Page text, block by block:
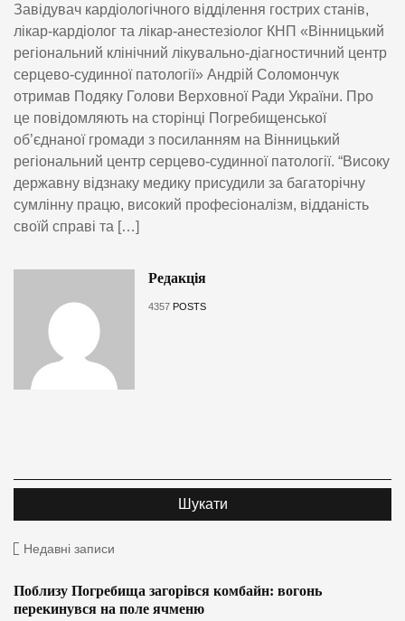
Завідувач кардіологічного відділення гострих станів,
лікар-кардіолог та лікар-анестезіолог КНП «Вінницький
регіональний клінічний лікувально-діагностичний центр
серцево-судинної патології» Андрій Соломончук
отримав Подяку Голови Верховної Ради України. Про
це повідомляють на сторінці Погребищенської
об’єднаної громади з посиланням на Вінницький
регіональний центр серцево-судинної патології. “Високу
державну відзнаку медику присудили за багаторічну
сумлінну працю, високий професіоналізм, відданість
своїй справі та […]
Редакція
4357 POSTS
Недавні записи
Поблизу Погребища загорівся комбайн: вогонь
перекинувся на поле ячменю